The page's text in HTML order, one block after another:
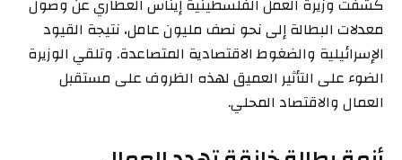
معدلات البطالة إلى نحو نصف مليون عامل، نتيجة القيود
الإسرائيلية والضغوط الاقتصادية المتصاعدة. وتلقي الوزيرة
الضوء على التأثير العميق لهذه الظروف على مستقبل
العمال والاقتصاد المحلي.